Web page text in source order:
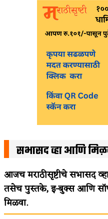
सभासद व्हा आणि
आजच मराठीसृष्टीचे सभासद
तसेच पुस्तके, इ-बुक्स आणि
मिळवा.